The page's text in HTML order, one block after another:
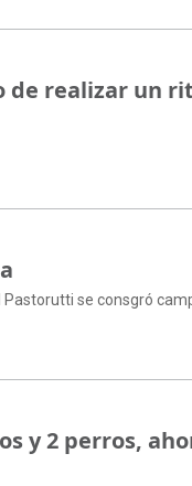
de realizar un
Pastorutti se consgró
y 2 perros,